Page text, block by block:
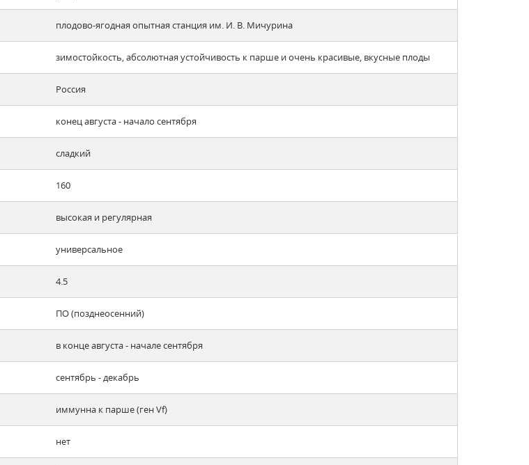
плодово-ягодная опытная станция им. И. В. Мичурина
зимостойкость, абсолютная устойчивость к парше и очень красивые, вкусные плоды
Россия
конец августа - начало сентября
сладкий
160
высокая и регулярная
универсальное
4.5
ПО (позднеосенний)
в конце августа - начале сентября
сентябрь - декабрь
иммунна к парше (ген Vf)
нет